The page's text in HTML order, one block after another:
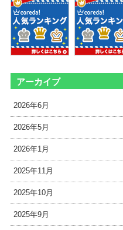
アーカイブ
2026年6月
2026年5月
2026年1月
2025年11月
2025年10月
2025年9月